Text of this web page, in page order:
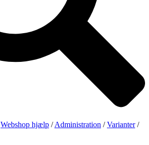
Webshop hjælp /Administration /Varianter/